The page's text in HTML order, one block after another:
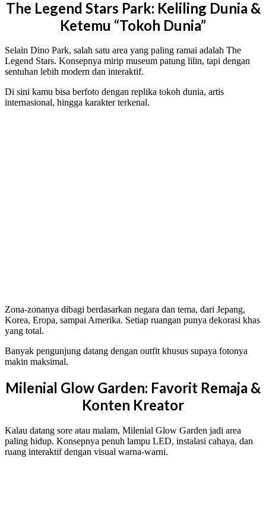
The Legend Stars Park: Keliling Dunia &
Ketemu “Tokoh Dunia”
Selain Dino Park, salah satu area yang paling ramai adalah The
Legend Stars. Konsepnya mirip museum patung lilin, tapi dengan
sentuhan lebih modern dan interaktif.
Di sini kamu bisa berfoto dengan replika tokoh dunia, artis
internasional, hingga karakter terkenal.
Zona-zonanya dibagi berdasarkan negara dan tema, dari Jepang,
Korea, Eropa, sampai Amerika. Setiap ruangan punya dekorasi khas
yang total.
Banyak pengunjung datang dengan outfit khusus supaya fotonya
makin maksimal.
Milenial Glow Garden: Favorit Remaja &
Konten Kreator
Kalau datang sore atau malam, Milenial Glow Garden jadi area
paling hidup. Konsepnya penuh lampu LED, instalasi cahaya, dan
ruang interaktif dengan visual warna-warni.